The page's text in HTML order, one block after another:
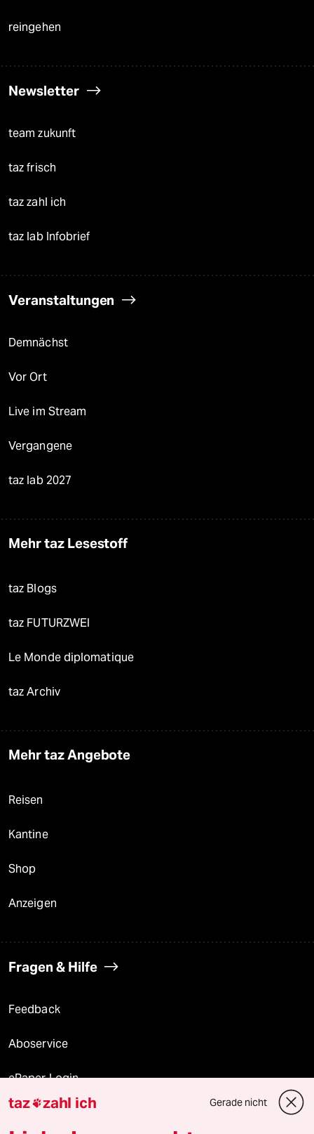
reingehen
Newsletter
team zukunft
taz frisch
taz zahl ich
taz lab Infobrief
Veranstaltungen
Demnächst
Vor Ort
Live im Stream
Vergangene
taz lab 2027
Mehr taz Lesestoff
taz Blogs
taz FUTURZWEI
Le Monde diplomatique
taz Archiv
Mehr taz Angebote
Reisen
Kantine
Shop
Anzeigen
Fragen & Hilfe
Feedback
Aboservice
ePaper Login
Downloads für Abonnierende
taz zahl ich Gerade nicht